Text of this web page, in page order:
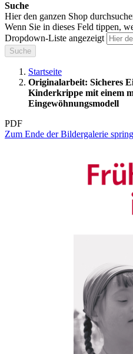
Suche
Hier den ganzen Shop
Wenn Sie in dieses Feld tippen,
Dropdown-Liste angezeigt
Suche
Startseite
Originalarbeit: Sicheres
Kinderkrippe mit einem
Eingewöhnungsmodell
PDF
Zum Ende der Bildergalerie